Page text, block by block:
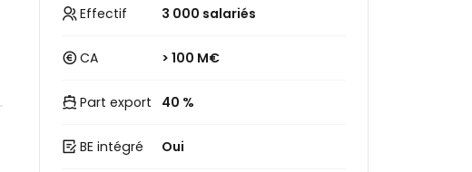
Effectif 3 000 salariés
CA > 100 M€
Part export 40 %
BE intégré Oui